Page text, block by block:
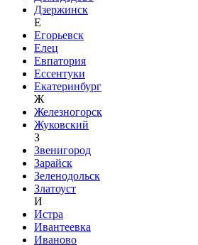
Дзержинск
Е
Егорьевск
Елец
Евпатория
Ессентуки
Екатеринбург
Ж
Железногорск
Жуковский
З
Звенигород
Зарайск
Зеленодольск
Златоуст
И
Истра
Ивантеевка
Иваново